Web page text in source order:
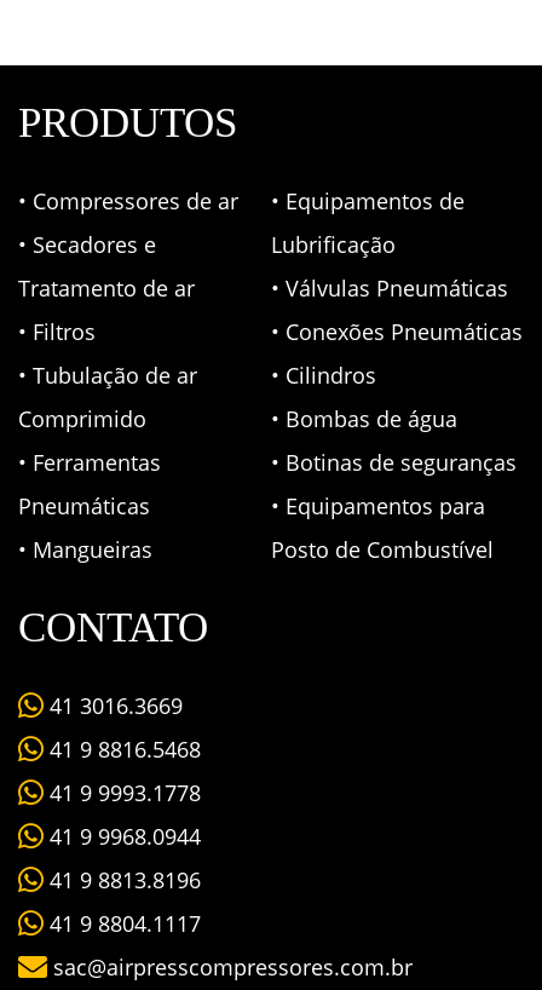
PRODUTOS
• Compressores de ar
• Secadores e
Tratamento de ar
• Filtros
• Tubulação de ar
Comprimido
• Ferramentas
Pneumáticas
• Mangueiras
• Equipamentos de
Lubrificação
• Válvulas Pneumáticas
• Conexões Pneumáticas
• Cilindros
• Bombas de água
• Botinas de seguranças
• Equipamentos para
Posto de Combustível
CONTATO
41 3016.3669
41 9 8816.5468
41 9 9993.1778
41 9 9968.0944
41 9 8813.8196
41 9 8804.1117
sac@airpresscompressores.com.br